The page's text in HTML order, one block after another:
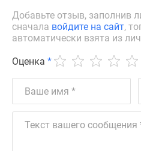
Апартаменты
#траншевая
ипотека
#рассрочка
ипотека
Квартиры
скидками
Добавьте отзыв, заполнив
сначала войдите на сайт,
автоматически взята из
Оценка *